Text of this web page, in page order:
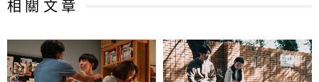
相 關 文 章